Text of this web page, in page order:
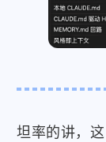
坦率的讲，